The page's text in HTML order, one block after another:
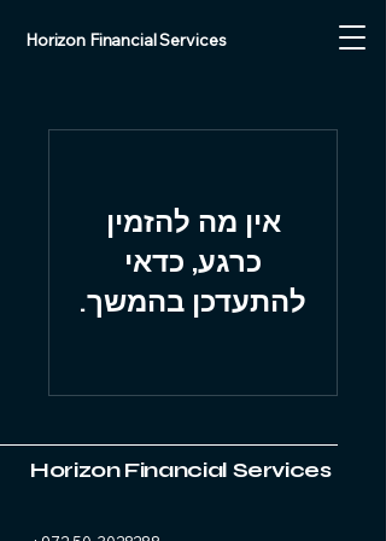
Horizon Financial Services
אין מה להזמין
כרגע, כדאי
להתעדכן בהמשך.
Horizon Financial Services